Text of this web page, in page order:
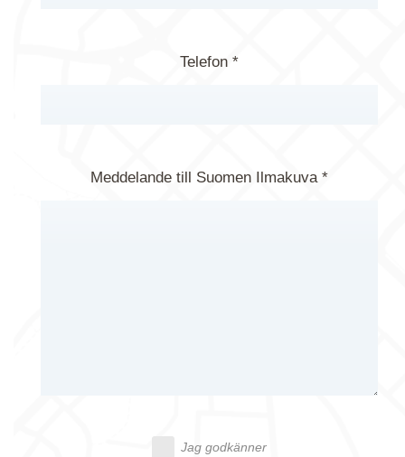
Telefon *
Meddelande till Suomen Ilmakuva *
Jag godkänner